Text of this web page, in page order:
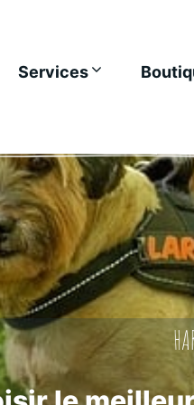
Services